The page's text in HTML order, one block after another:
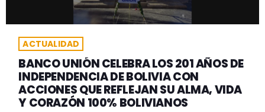
ACTUALIDAD
BANCO UNIÓN CELEBRA LOS 201 AÑOS DE
INDEPENDENCIA DE BOLIVIA CON
ACCIONES QUE REFLEJAN SU ALMA, VIDA
Y CORAZÓN 100% BOLIVIANOS